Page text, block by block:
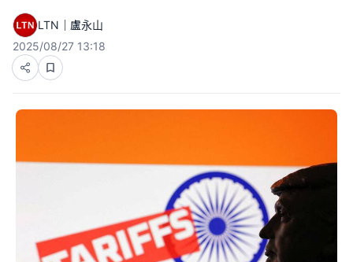
LTN｜盧永山
2025/08/27 13:18